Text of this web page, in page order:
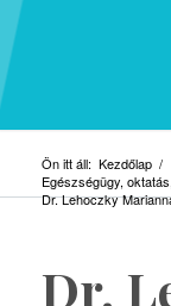
Ön itt áll: Kezdőlap /
Egészségügy,
Dr. Lehoczky
Dr.